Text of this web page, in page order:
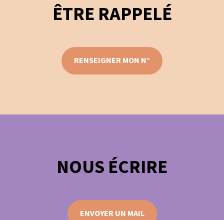
ÊTRE RAPPELÉ
RENSEIGNER MON N°
NOUS ÉCRIRE
ENVOYER UN MAIL